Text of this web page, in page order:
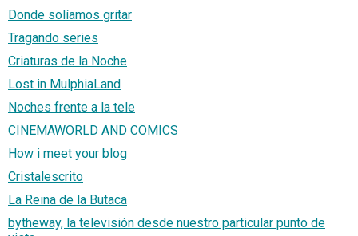
Donde solíamos gritar
Tragando series
Criaturas de la Noche
Lost in MulphiaLand
Noches frente a la tele
CINEMAWORLD AND COMICS
How i meet your blog
Cristalescrito
La Reina de la Butaca
bytheway, la televisión desde nuestro particular punto de